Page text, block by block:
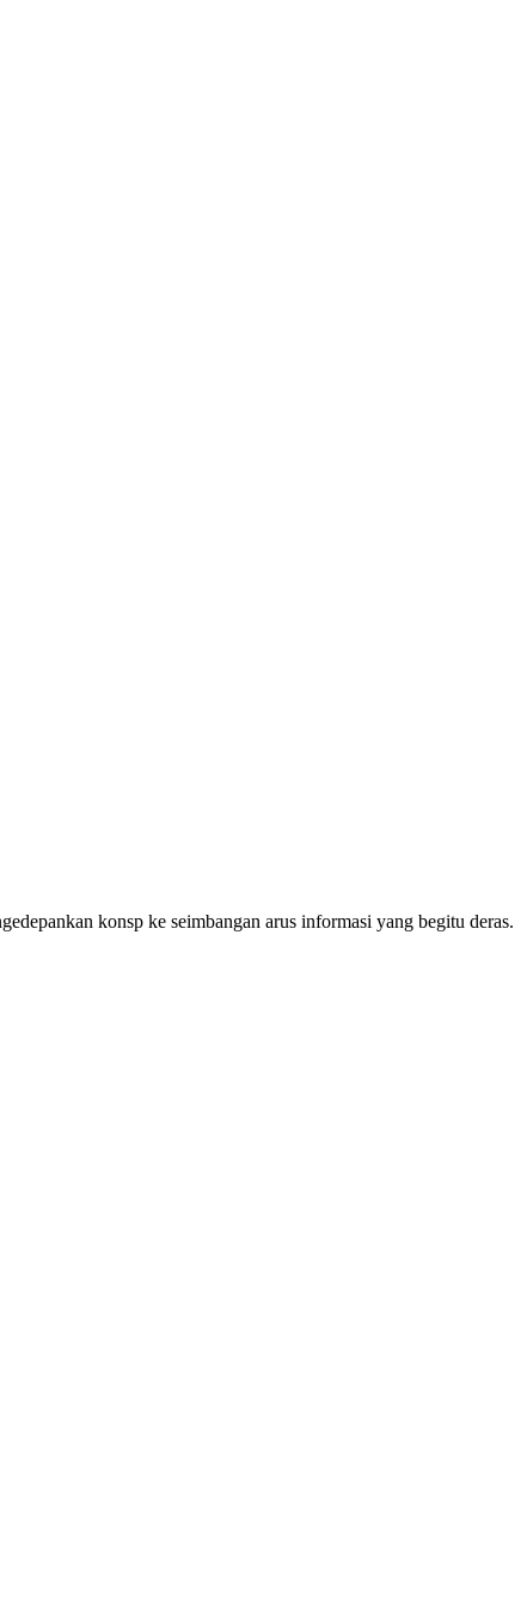
konsp ke seimbangan arus informasi yang begitu deras.